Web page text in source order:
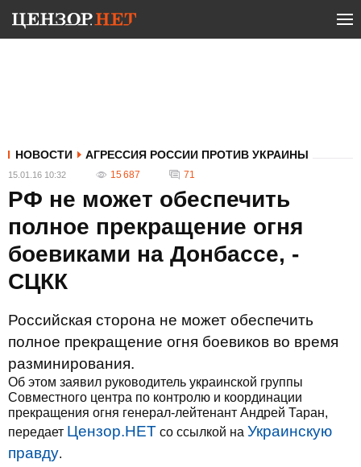
НОВОСТИ АГРЕССИЯ РОССИИ ПРОТИВ УКРАИНЫ
15.01.16 10:32 15 687 71
РФ не может обеспечить
полное прекращение огня
боевиками на Донбассе, -
СЦКК
Российская сторона не может обеспечить
полное прекращение огня боевиков во время
разминирования.
Об этом заявил руководитель украинской группы
Совместного центра по контролю и координации
прекращения огня генерал-лейтенант Андрей Таран,
передает Цензор.НЕТ со ссылкой на Украинскую
правду.